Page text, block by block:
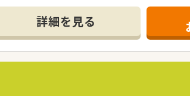
卒入社の方はほぼ100％の定着率を誇ってい
て店舗の先輩社員から教えていただきなが
セミナーや日本薬剤師会主催の研修会・
、従業員の皆さんが長く働ける環境を整
店舗全体のバランスを見て、無理のない人
、有給休暇の取得率が80％以上と高水準で
男性の育休実績もあり、お仕事とプライベ
詳細を見る